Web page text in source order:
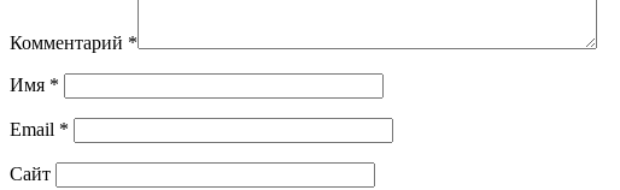
Комментарий *
Имя *
Email *
Сайт